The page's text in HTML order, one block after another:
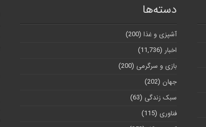
دسته‌ها
آشپزی و غذا (200)
اخبار (11,736)
بازی و سرگرمی (200)
جهان (202)
سبک زندگی (63)
فناوری (115)